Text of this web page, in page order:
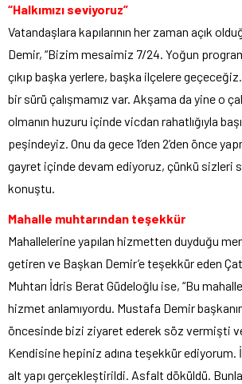
“Halkımızı seviyoruz”
Vatandaşlara kapılarının her zaman açık
Demir, “Bizim mesaimiz 7/24. Yoğun
çıkıp başka yerlere, başka ilçelere geçeceğiz.
bir sürü çalışmamız var. Akşama da yine o
olmanın huzuru içinde vicdan rahatlığıyla
peşindeyiz. Onu da gece 1’den 2’den önce
gayret içinde devam ediyoruz, çünkü sizleri
konuştu.
Mahalle muhtarından teşekkür
Mahallelerine yapılan hizmetten duyduğu
getiren ve Başkan Demir’e teşekkür eden
Muhtarı İdris Berat Güdeloğlu ise, “Bu
hizmet anlamıyordu. Mustafa Demir
öncesinde bizi ziyaret ederek söz vermişti
Kendisine hepiniz adına teşekkür ediyorum.
alt yapı gerçekleştirildi. Asfalt döküldü.